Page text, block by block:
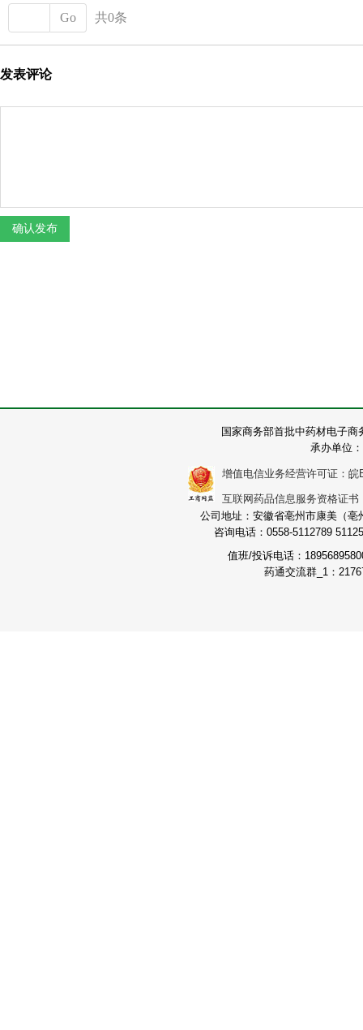
Go 共0条
发表评论
国家商务部首批中药材电子
承办单位
增值电信业务经营许可证：皖
互联网药品信息服务资格证
公司地址：安徽省亳州市康美（
咨询电话：0558-5112789
值班/投诉电话：
药通交流群_1：